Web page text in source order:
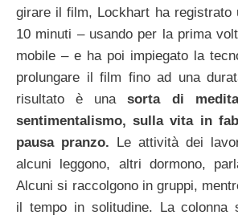
girare il film, Lockhart ha registrato
10 minuti – usando per la prima
mobile – e ha poi impiegato la
prolungare il film fino ad una
risultato è unasorta di
sentimentalismo, sulla vita in
pausa pranzo. Le attività dei
alcuni leggono, altri dormono,
Alcuni si raccolgono in gruppi,
il tempo in solitudine. La colonna